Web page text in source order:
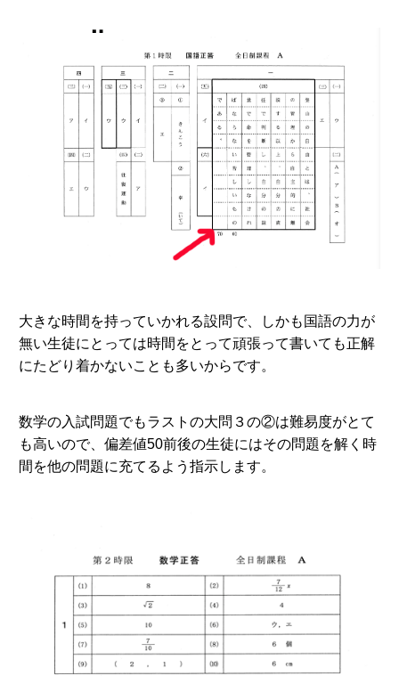
大きな時間を持っていかれる設問で、しかも国語の力が
無い生徒にとっては時間をとって頑張って書いても正解
にたどり着かないことも多いからです。
数学の入試問題でもラストの大問３の②は難易度がとて
も高いので、偏差値50前後の生徒にはその問題を解く時
間を他の問題に充てるよう指示します。